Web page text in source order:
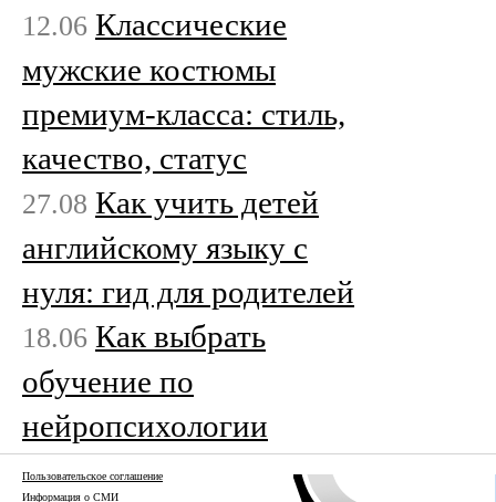
12.06 Классические
мужские костюмы
премиум-класса: стиль,
качество, статус
27.08 Как учить детей
английскому языку с
нуля: гид для родителей
18.06 Как выбрать
обучение по
нейропсихологии
Пользовательское соглашение
Информация о СМИ